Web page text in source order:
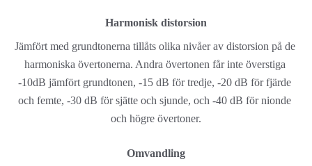
Harmonisk distorsion
Jämfört med grundtonerna tillåts olika nivåer av distorsion på de
harmoniska övertonerna. Andra övertonen får inte överstiga
-10dB jämfört grundtonen, -15 dB för tredje, -20 dB för fjärde
och femte, -30 dB för sjätte och sjunde, och -40 dB för nionde
och högre övertoner.
Omvandling